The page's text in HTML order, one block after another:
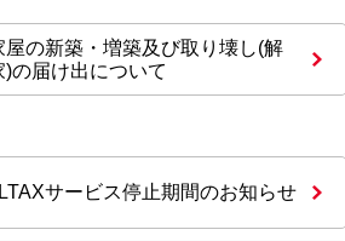
屋の新築・増築及び取り壊し(解
)の届け出について
サービス停止期間のお知らせ